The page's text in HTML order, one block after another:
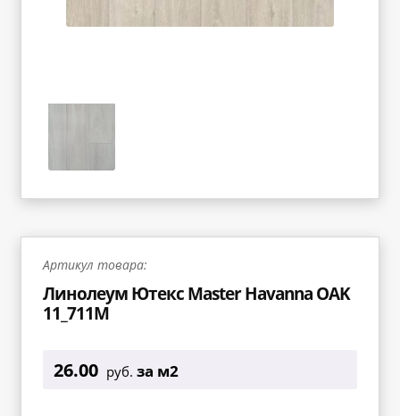
Контакты
Артикул товара:
Линолеум Ютекс Master Havanna OAK
11_711M
26.00 руб. за м2